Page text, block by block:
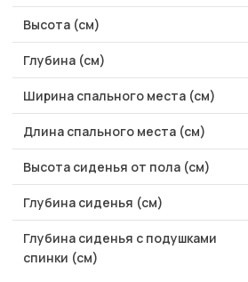
Высота (см)
Глубина (см)
Ширина спального места (см)
Длина спального места (см)
Высота сиденья от пола (см)
Глубина сиденья (см)
Глубина сиденья с подушками
спинки (см)